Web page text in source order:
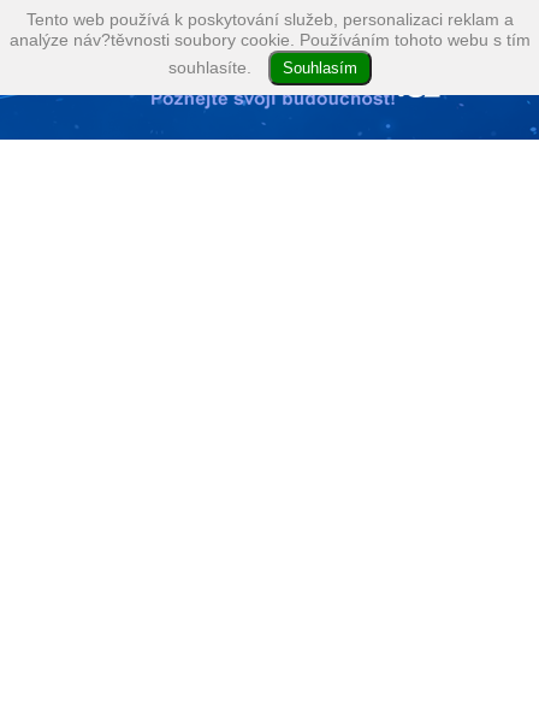
Tento web používá k poskytování služeb, personalizaci reklam a
analýze náv?těvnosti soubory cookie. Používáním tohoto webu s tím
souhlasíte.